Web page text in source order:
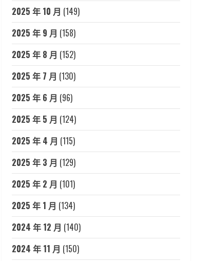
2025 年 10 月 (149)
2025 年 9 月 (158)
2025 年 8 月 (152)
2025 年 7 月 (130)
2025 年 6 月 (96)
2025 年 5 月 (124)
2025 年 4 月 (115)
2025 年 3 月 (129)
2025 年 2 月 (101)
2025 年 1 月 (134)
2024 年 12 月 (140)
2024 年 11 月 (150)